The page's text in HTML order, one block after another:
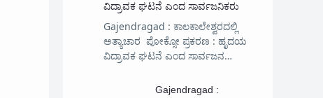
ವಿದ್ರಾವಕ ಘಟನೆ ಎಂದ ಸಾರ್ವಜನಿಕರು
Gajendragad : ಕಾಲಕಾಲೇಶ್ವರದಲ್ಲಿ
ಅತ್ಯಾಚಾರ ಪೋಕ್ಸೋ ಪ್ರಕರಣ : ಹೃದಯ
ವಿದ್ರಾವಕ ಘಟನೆ ಎಂದ ಸಾರ್ವಜನ…
Gajendragad :